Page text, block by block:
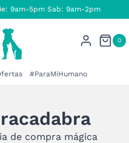
9am-5pm Sab: 9am-2pm
0
#ParaMiHumano
de compra mágica